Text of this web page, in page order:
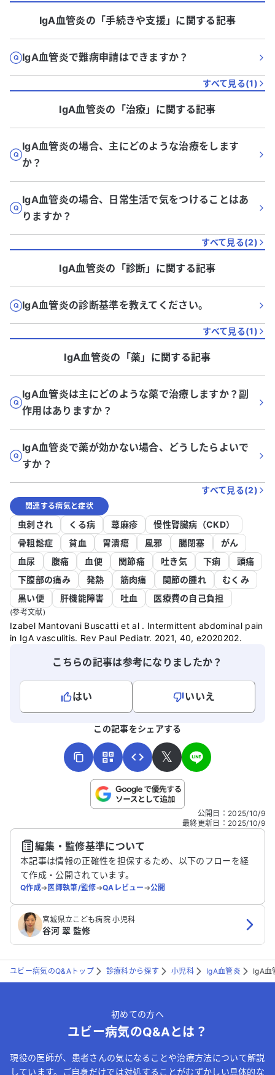
IgA血管炎の「手続きや支援」に関する記事
IgA血管炎で難病申請はできますか？
すべて見る(1)
IgA血管炎の「治療」に関する記事
IgA血管炎の場合、主にどのような治療をします
か？
IgA血管炎の場合、日常生活で気をつけることはあ
りますか？
すべて見る(2)
IgA血管炎の「診断」に関する記事
IgA血管炎の診断基準を教えてください。
すべて見る(1)
IgA血管炎の「薬」に関する記事
IgA血管炎は主にどのような薬で治療しますか？副
作用はありますか？
IgA血管炎で薬が効かない場合、どうしたらよいで
すか？
すべて見る(2)
関連する病気と症状
虫刺され くる病 蕁麻疹
慢性腎臓病（CKD）
骨粗鬆症
貧血 胃潰瘍 風邪 腸閉塞
がん
血尿
腹痛 血便 関節痛 吐き気 下痢
頭痛
下腹部の痛み
発熱 筋肉痛 関節の腫れ
むくみ
黒い便
肝機能障害 吐血 医療費の自己負担
(参考文献)
Izabel Mantovani Buscatti et al . Intermittent abdominal pain
in IgA vasculitis. Rev Paul Pediatr. 2021, 40, e2020202.
こちらの記事は参考になりましたか？
はい
いいえ
こちらは送信専用のフォームです。氏名やご自身の病気の詳細な
送信する
この記事をシェアする
𝕏
公開日 ： 2025/10/9
最終更新日 ： 2025/10/9
編集・監修基準について
本記事は情報の正確性を担保するため、以下のフローを経
て作成・公開されています。
Q作成➔医師執筆/監修➔QAレビュー➔公開
宮城県立こども病院 小児科
谷河 翠 監修
ユビー病気のQ&Aトップ 診療科から探す 小児科 IgA血管炎 IgA血
初めての方へ
ユビー病気のQ&Aとは？
現役の医師が、患者さんの気になることや治療方法について解説
しています。ご自身だけでは対処することがむずかしい具体的な